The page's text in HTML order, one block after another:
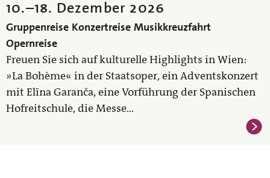
10.–18. Dezember 2026
Gruppenreise Konzertreise Musikkreuzfahrt
Opernreise
Freuen Sie sich auf kulturelle Highlights in Wien:
»La Bohème« in der Staatsoper, ein Adventskonzert
mit Elīna Garanča, eine Vorführung der Spanischen
Hofreitschule, die Messe...